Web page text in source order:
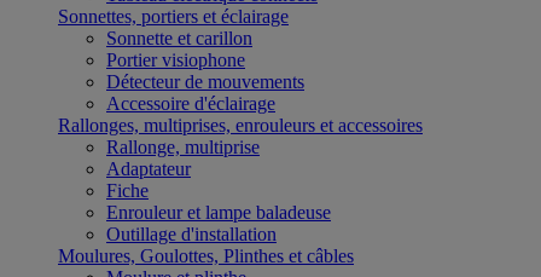
Sonnettes, portiers et éclairage
Sonnette et carillon
Portier visiophone
Détecteur de mouvements
Accessoire d'éclairage
Rallonges, multiprises, enrouleurs et accessoires
Rallonge, multiprise
Adaptateur
Fiche
Enrouleur et lampe baladeuse
Outillage d'installation
Moulures, Goulottes, Plinthes et câbles